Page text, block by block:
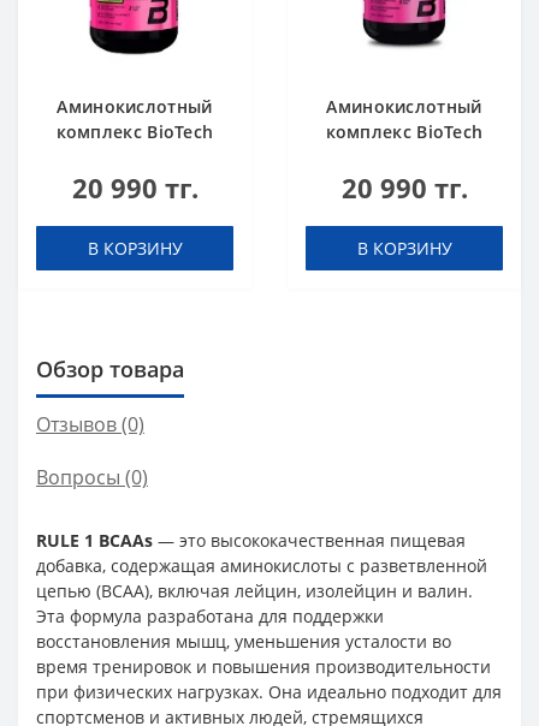
Аминокислотный
комплекс BioTech
100.000 Apple 500 мл
20 990 тг.
В КОРЗИНУ
Аминокислотный
комплекс BioTech
100.000 Cherry 500
20 990 тг.
В КОРЗИНУ
Обзор товара
Отзывов (0)
Вопросы (0)
RULE 1 BCAAs — это высококачественная пищевая
добавка, содержащая аминокислоты с разветвленной
цепью (BCAA), включая лейцин, изолейцин и валин.
Эта формула разработана для поддержки
восстановления мышц, уменьшения усталости во
время тренировок и повышения производительности
при физических нагрузках. Она идеально подходит для
спортсменов и активных людей, стремящихся